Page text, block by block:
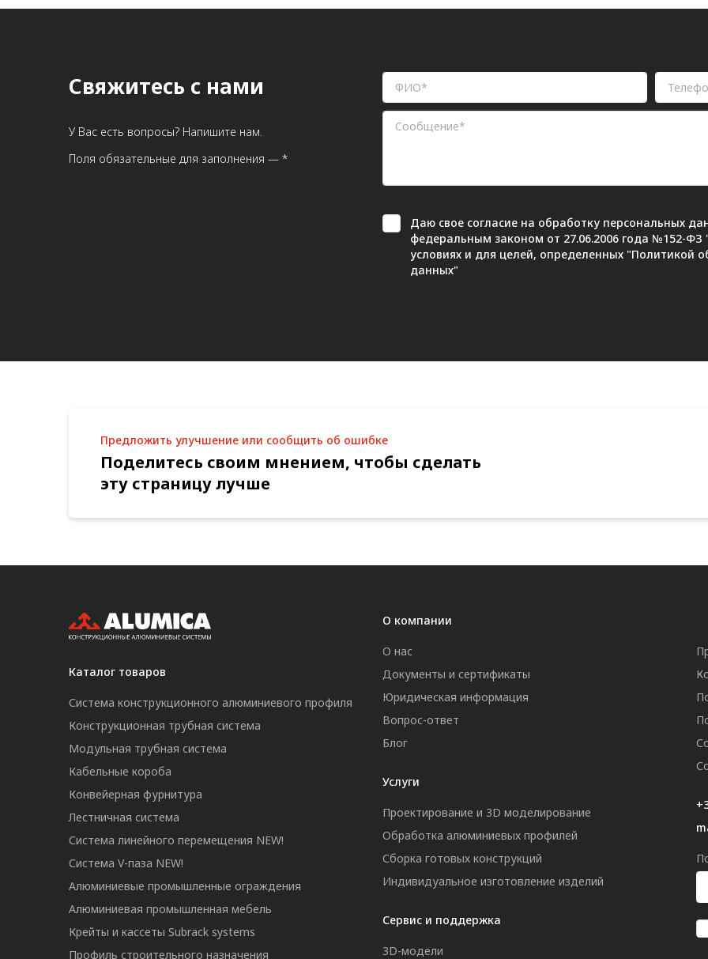
Масса, кг/
Свяжитесь с нами
У Вас есть вопросы? Напишите нам.
Поля обязательные для заполнения — *
Даю свое согласие на обработку персональных
федеральным законом от 27.06.2006 года №152-
условиях и для целей, определенных "Политикой
данных"
Предложить улучшение или сообщить об ошибке
Поделитесь своим мнением, чтобы сделать
эту страницу лучше
Каталог товаров
Система конструкционного алюминиевого профиля
Конструкционная трубная система
Модульная трубная система
Кабельные короба
Конвейерная фурнитура
Лестничная система
Система линейного перемещения NEW!
Система V-паза NEW!
Алюминиевые промышленные ограждения
Алюминиевая промышленная мебель
Крейты и кассеты Subrack systems
Профиль строительного назначения
О компании
О нас
Документы и сертификаты
Юридическая информация
Вопрос-ответ
Блог
Услуги
Проектирование и 3D моделирование
Обработка алюминиевых профилей
Сборка готовых конструкций
Индивидуальное изготовление изделий
Сервис и поддержка
3D-модели